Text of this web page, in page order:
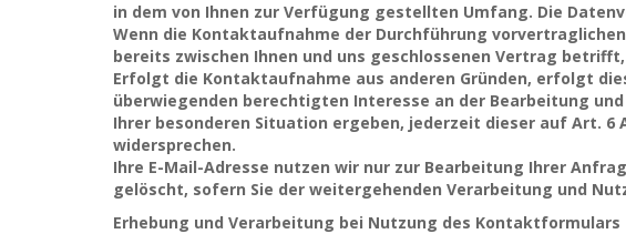
in dem von Ihnen zur Verfügung gestellten Umfang. Die
Wenn die Kontaktaufnahme der Durchführung
bereits zwischen Ihnen und uns geschlossenen Vertrag
Erfolgt die Kontaktaufnahme aus anderen Gründen, erfolgt
überwiegenden berechtigten Interesse an der Bearbeitung
Ihrer besonderen Situation ergeben, jederzeit dieser auf Art. 6
widersprechen.
Ihre E-Mail-Adresse nutzen wir nur zur Bearbeitung Ihrer
gelöscht, sofern Sie der weitergehenden Verarbeitung und
Erhebung und Verarbeitung bei Nutzung des Kontaktformulars